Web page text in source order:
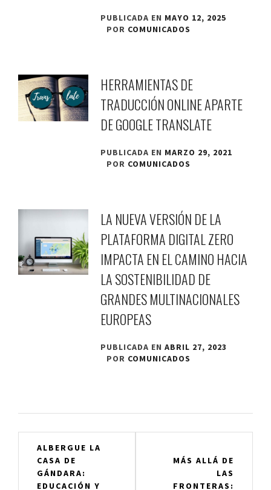
PUBLICADA EN MAYO 12, 2025
POR COMUNICADOS
HERRAMIENTAS DE
TRADUCCIÓN ONLINE APARTE
DE GOOGLE TRANSLATE
PUBLICADA EN MARZO 29, 2021
POR COMUNICADOS
LA NUEVA VERSIÓN DE LA
PLATAFORMA DIGITAL ZERO
IMPACTA EN EL CAMINO HACIA
LA SOSTENIBILIDAD DE
GRANDES MULTINACIONALES
EUROPEAS
PUBLICADA ENABRIL 27, 2023
POR COMUNICADOS
Navegación
ALBERGUE LA
CASA DE
GÁNDARA:
EDUCACIÓN Y
MÁS ALLÁ DE
LAS
FRONTERAS: